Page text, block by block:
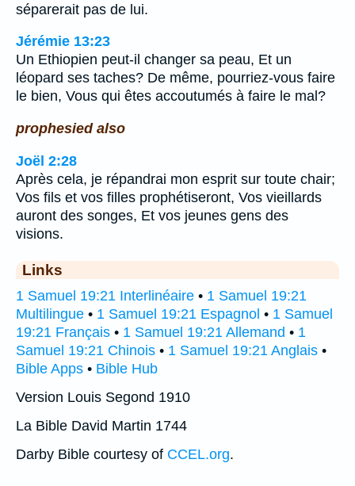
séparerait pas de lui.
Jérémie 13:23
Un Ethiopien peut-il changer sa peau, Et un
léopard ses taches? De même, pourriez-vous faire
le bien, Vous qui êtes accoutumés à faire le mal?
prophesied also
Joël 2:28
Après cela, je répandrai mon esprit sur toute chair;
Vos fils et vos filles prophétiseront, Vos vieillards
auront des songes, Et vos jeunes gens des
visions.
Links
1 Samuel 19:21 Interlinéaire • 1 Samuel 19:21
Multilingue • 1 Samuel 19:21 Espagnol • 1 Samuel
19:21 Français • 1 Samuel 19:21 Allemand • 1
Samuel 19:21 Chinois • 1 Samuel 19:21 Anglais •
Bible Apps • Bible Hub
Version Louis Segond 1910
La Bible David Martin 1744
Darby Bible courtesy of CCEL.org.